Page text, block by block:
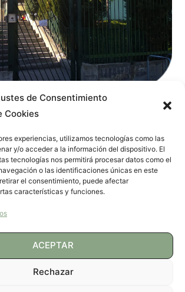
de Consentimiento
Cookies
experiencias, utilizamos tecnologías como las
y/o acceder a la información del dispositivo. El
tecnologías nos permitirá procesar datos como el
o las identificaciones únicas en este
el consentimiento, puede afectar
características y funciones.
ACEPTAR
Rechazar
AUGUSTO
de
Septiembre